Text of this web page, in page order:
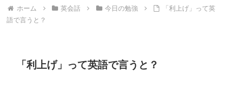
ホーム 英会話 今日の勉強
「利上げ」って英
語で言うと？
「利上げ」って英語で言うと？